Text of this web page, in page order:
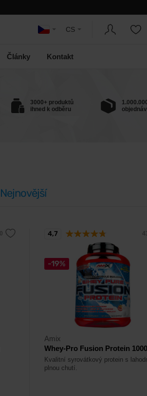
CS
Články Kontakt
3000+ produktů
ihned k odběru
Nejnovější
-19%
Amix
Whey-Pro Fusion Protein
Kvalitní syrovátkový protein s
plnou chutí.
4,7